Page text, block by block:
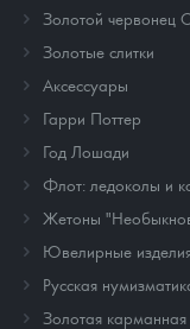
Золотой червонец
Золотые слитки
Аксессуары
Гарри Поттер
Год Лошади
Флот: ледоколы и
Жетоны
Ювелирные
Русская
Золотая карманная